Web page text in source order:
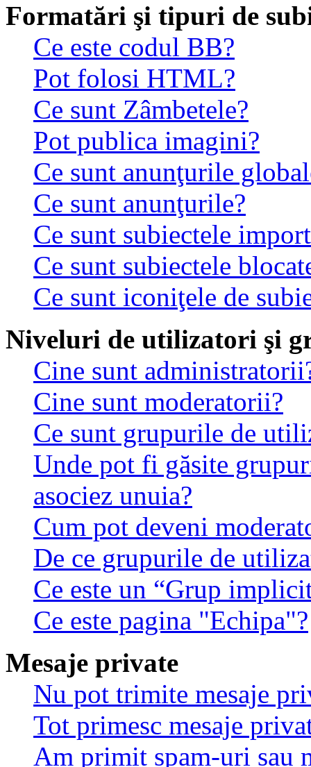
Formatări şi tipuri de
Ce este codul BB?
Pot folosi HTML?
Ce sunt Zâmbetele?
Pot publica imagini?
Ce sunt anunţurile
Ce sunt anunţurile?
Ce sunt subiectele
Ce sunt subiectele
Ce sunt iconiţele de
Niveluri de utilizatori şi
Cine sunt
Cine sunt moderatorii?
Ce sunt grupurile de
Unde pot fi găsite
asociez unuia?
Cum pot deveni
De ce grupurile de
Ce este un “Grup
Ce este pagina "Echipa"?
Mesaje private
Nu pot trimite mesaje
Tot primesc mesaje
Am primit spam-uri sau